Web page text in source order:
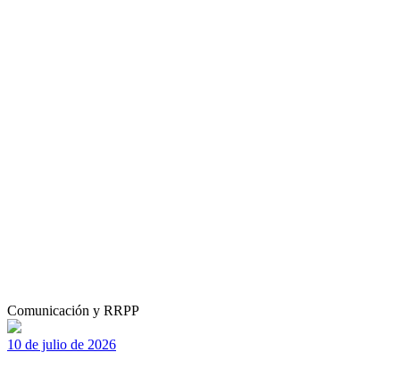
Comunicación y RRPP
10 de julio de 2026